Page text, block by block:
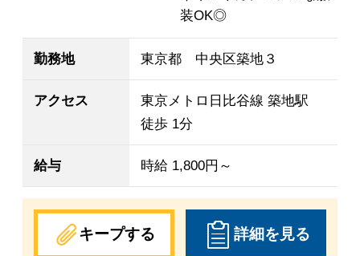
装OK◎
勤務地 東京都 中央区築地３
アクセス
東京メトロ日比谷線 築地駅
徒歩 1分
給与 時給 1,800円～
キープする 詳細を見る